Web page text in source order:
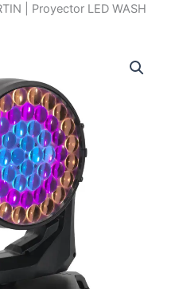
| Proyector LED WASH